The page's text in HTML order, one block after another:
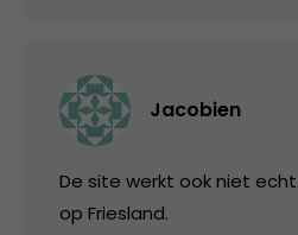
Jacobien
De site werkt ook niet
op Friesland.